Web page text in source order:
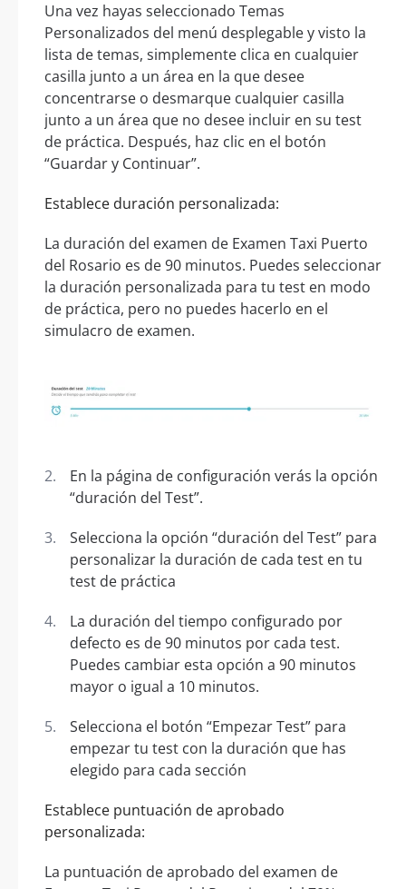
Una vez hayas seleccionado Temas
Personalizados del menú desplegable y visto la
lista de temas, simplemente clica en cualquier
casilla junto a un área en la que desee
concentrarse o desmarque cualquier casilla
junto a un área que no desee incluir en su test
de práctica. Después, haz clic en el botón
“Guardar y Continuar”.
Establece duración personalizada:
La duración del examen de Examen Taxi Puerto
del Rosario es de 90 minutos. Puedes seleccionar
la duración personalizada para tu test en modo
de práctica, pero no puedes hacerlo en el
simulacro de examen.
En la página de configuración verás la opción
“duración del Test”.
Selecciona la opción “duración del Test” para
personalizar la duración de cada test en tu
test de práctica
La duración del tiempo configurado por
defecto es de 90 minutos por cada test.
Puedes cambiar esta opción a 90 minutos
mayor o igual a 10 minutos.
Selecciona el botón “Empezar Test” para
empezar tu test con la duración que has
elegido para cada sección
Establece puntuación de aprobado
personalizada:
La puntuación de aprobado del examen de